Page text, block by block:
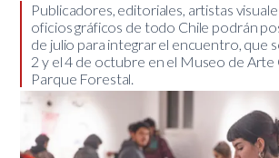
​Publicadores, editoriales, artistas
oficios gráficos de todo Chile podrán
de julio para integrar el encuentro, que
2 y el 4 de octubre en el Museo de
Parque Forestal.